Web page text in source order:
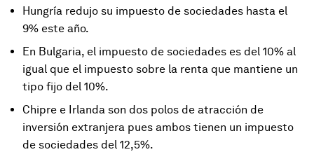
Hungría redujo su impuesto de sociedades hasta el
9% este año.
En Bulgaria, el impuesto de sociedades es del 10% al
igual que el impuesto sobre la renta que mantiene un
tipo fijo del 10%.
Chipre e Irlanda son dos polos de atracción de
inversión extranjera pues ambos tienen un impuesto
de sociedades del 12,5%.